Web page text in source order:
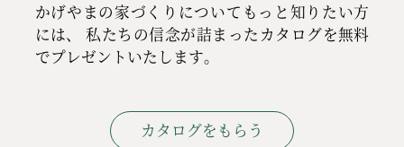
かげやまの家づくりについてもっと知りたい方
には、
私たちの信念が詰まったカタログを無料
でプレゼントいたします。
カタログをもらう